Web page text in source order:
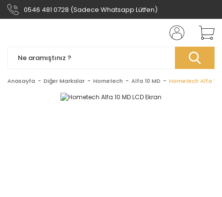
0546 481 0728 (Sadece Whatsapp Lütfen)
Anasayfa Diğer Markalar Hometech Alfa 10 MD Hometech Alfa 10